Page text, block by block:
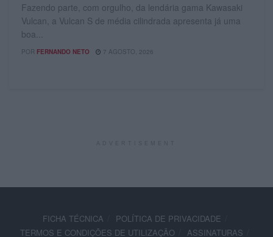
Fazendo parte, com orgulho, da lendária gama Kawasaki
Vulcan, a Vulcan S de média cilindrada apresenta já uma
boa...
POR FERNANDO NETO 7 AGOSTO, 2026
FICHA TÉCNICA
POLÍTICA DE PRIVACIDADE
TERMOS E CONDIÇÕES DE UTILIZAÇÃO
ASSINATURAS